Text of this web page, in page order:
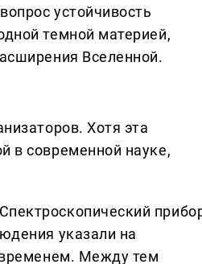
устойчивость
темной материей,
Вселенной.
Хотя эта
в современной науке,
указали на
временем. Между тем